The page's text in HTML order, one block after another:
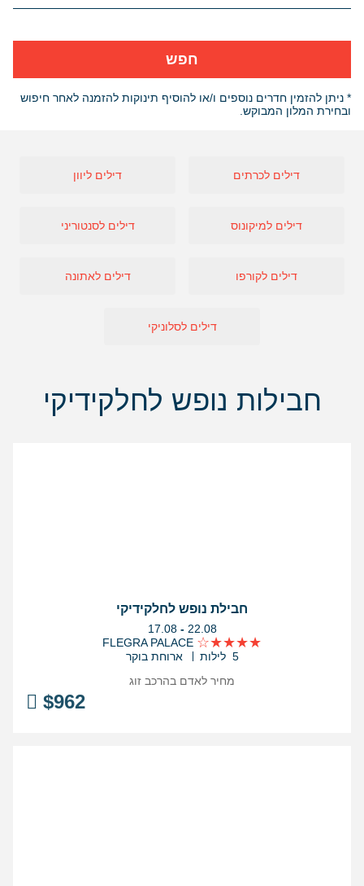
חפש
* ניתן להזמין חדרים נוספים ו/או להוסיף תינוקות להזמנה לאחר חיפוש
ובחירת המלון המבוקש.
דילים לכרתים דילים ליוון
דילים למיקונוס דילים לסנטוריני
דילים לקורפו דילים לאתונה
דילים לסלוניקי
חבילות נופש לחלקידיקי
חבילת נופש לחלקידיקי
בין
התאריכים,
17.08 - 22.08
FLEGRA PALACE
5 לילות
ארוחת בוקר
$962
מחיר לאדם בהרכב זוג